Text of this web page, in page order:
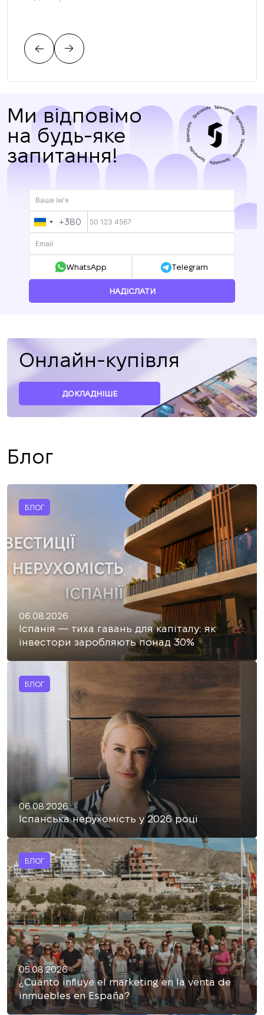
Ми відповімо
на будь-яке
запитання!
UKRAINE
+380
+380
WhatsApp Telegram
НАДІСЛАТИ
Онлайн-купівля
ДОКЛАДНІШЕ
Блог
БЛОГ
06.08.2026
Іспанія — тиха гавань для капіталу: як
інвестори заробляють понад 30%
БЛОГ
06.08.2026
Іспанська нерухомість у 2026 році
БЛОГ
05.08.2026
¿Cuánto influye el marketing en la venta de
inmuebles en España?